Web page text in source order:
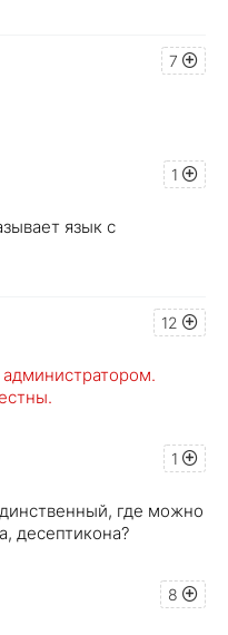
7
1
язык с
12
1
где можно
десептикона?
8